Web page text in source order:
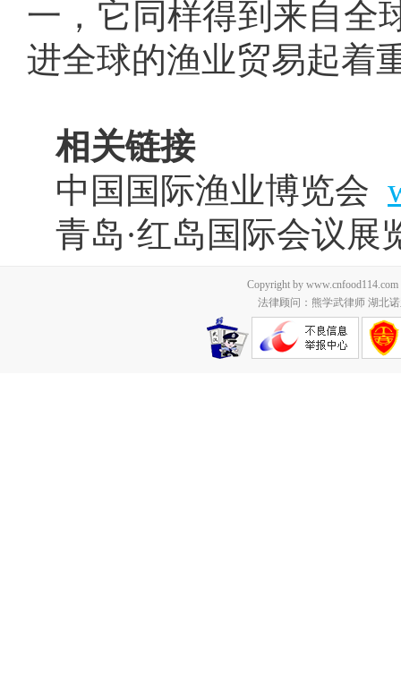
一，它同样得到来自全
进全球的渔业贸易起着
相关链接
中国国际渔业博览会
青岛·红岛国际会议
Copyright by
法律顾问：熊学武律师 湖北